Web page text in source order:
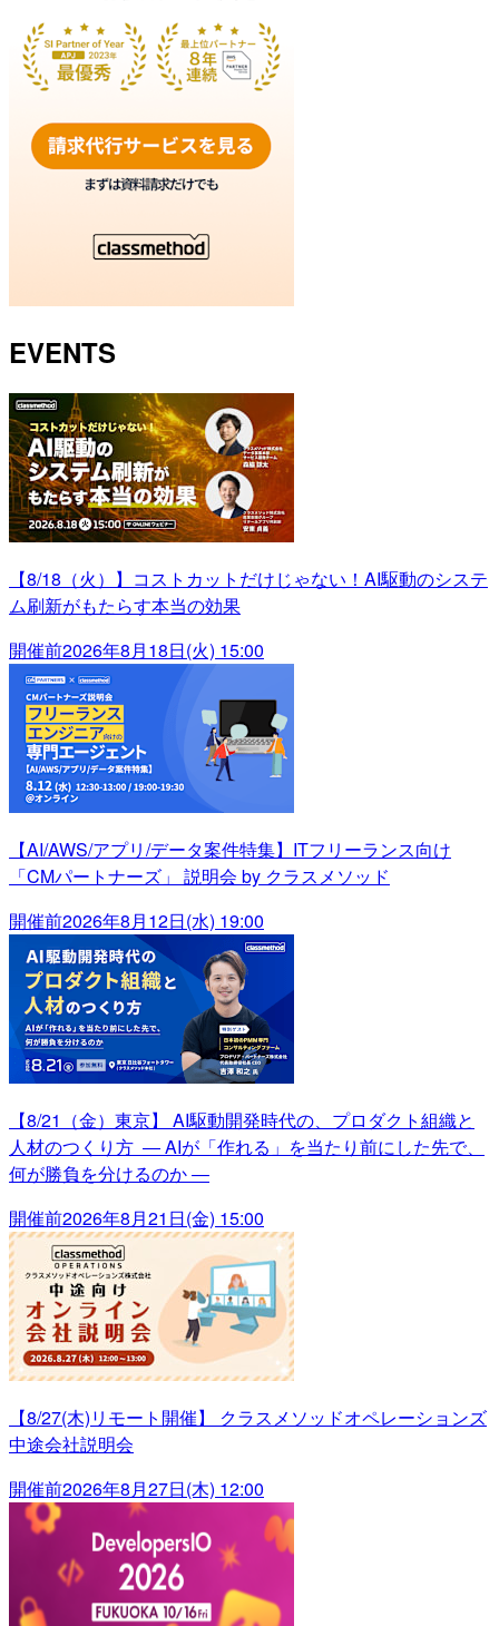
EVENTS
【8/18（火）】コストカットだけじゃない！AI駆動のシステ
ム刷新がもたらす本当の効果
開催前2026年8月18日(火) 15:00
【AI/AWS/アプリ/データ案件特集】ITフリーランス向け
「CMパートナーズ」 説明会 by クラスメソッド
開催前2026年8月12日(水) 19:00
【8/21（金）東京】 AI駆動開発時代の、プロダクト組織と
人材のつくり方 ― AIが「作れる」を当たり前にした先で、
何が勝負を分けるのか ―
開催前2026年8月21日(金) 15:00
【8/27(木)リモート開催】 クラスメソッドオペレーションズ
中途会社説明会
開催前2026年8月27日(木) 12:00